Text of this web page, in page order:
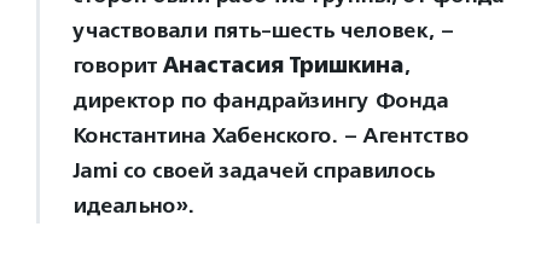
участвовали пять-шесть человек, –
говорит Анастасия Тришкина,
директор по фандрайзингу Фонда
Константина Хабенского. – Агентство
Jami со своей задачей справилось
идеально».